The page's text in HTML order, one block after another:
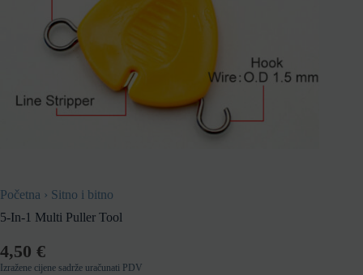
Početna › Sitno i bitno
5-In-1 Multi Puller Tool
4,50 €
Izražene cijene sadrže uračunati PDV